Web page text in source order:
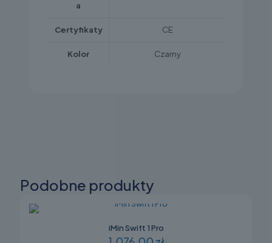
a
Certyfikaty CE
Kolor Czarny
Podobne produkty
iMin Swift 1 Pro